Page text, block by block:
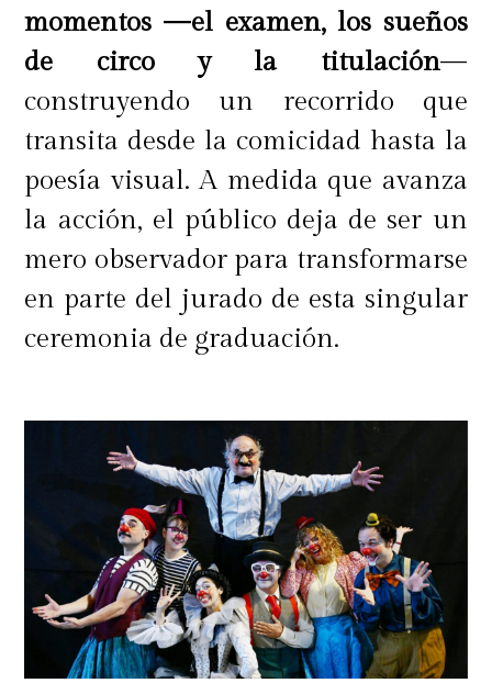
momentos —el examen, los sueños
de circo y la titulación—
construyendo un recorrido que
transita desde la comicidad hasta la
poesía visual. A medida que avanza
la acción, el público deja de ser un
mero observador para transformarse
en parte del jurado de esta singular
ceremonia de graduación.